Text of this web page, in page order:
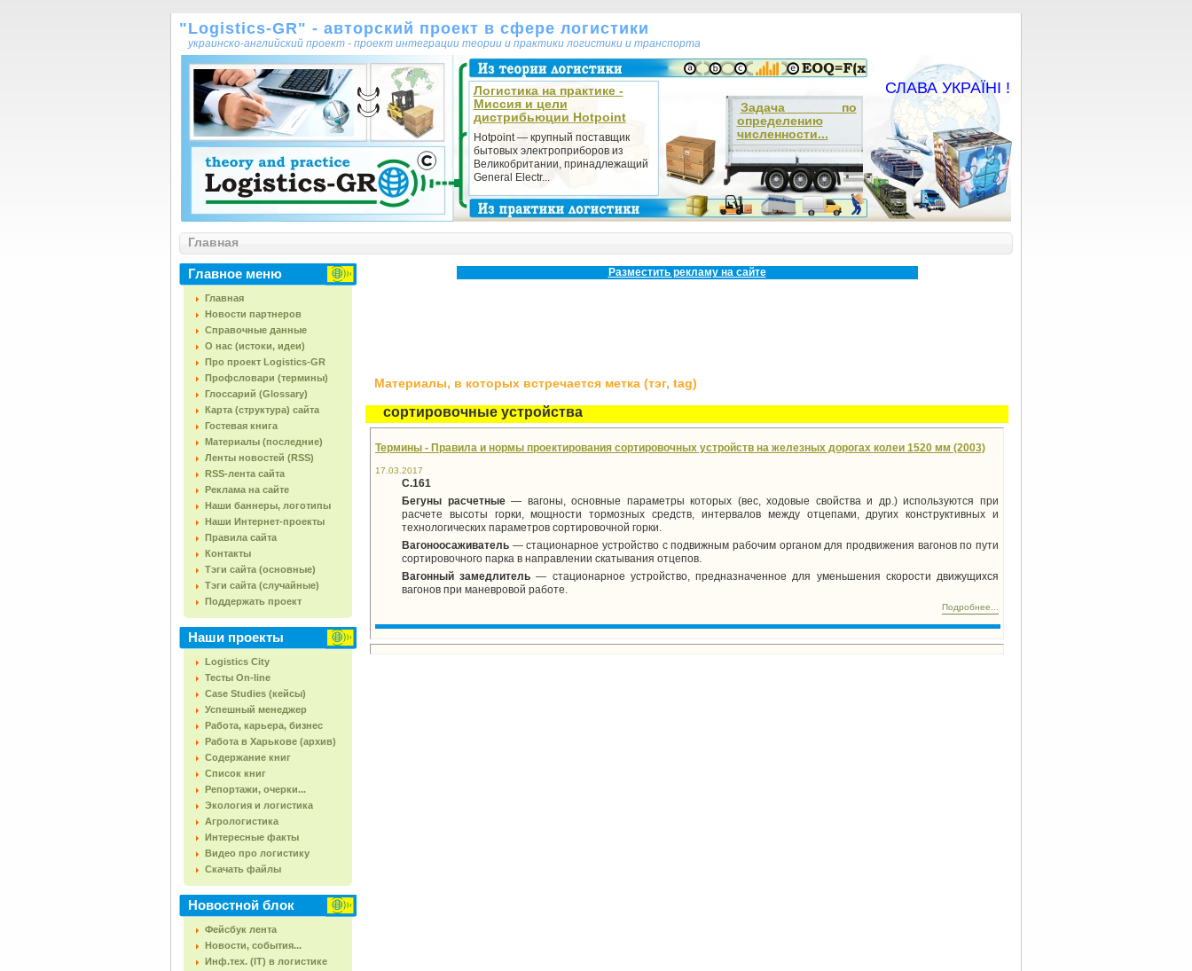
"Logistics-GR" - авторский проект в сфере логистики
украинско-английский проект - проект интеграции теории и практики логистики и транспорта
Логистика на практике -
Миссия и цели
дистрибьюции Hotpoint
Hotpoint — крупный поставщик
бытовых электроприборов из
Великобритании, принадлежащий
General Electr...
Задача по
определению
численности...
СЛАВА УКРАЇНІ !
Главная
Главное меню
Главная
Новости партнеров
Справочные данные
О нас (истоки, идеи)
Про проект Logistics-GR
Профсловари (термины)
Глоссарий (Glossary)
Карта (структура) сайта
Гостевая книга
Материалы (последние)
Ленты новостей (RSS)
RSS-лента сайта
Реклама на сайте
Наши баннеры, логотипы
Наши Интернет-проекты
Правила сайта
Контакты
Тэги сайта (основные)
Тэги сайта (случайные)
Поддержать проект
Наши проекты
Logistics City
Тесты On-line
Case Studies (кейсы)
Успешный менеджер
Работа, карьера, бизнес
Работа в Харькове (архив)
Содержание книг
Список книг
Репортажи, очерки...
Экология и логистика
Агрологистика
Интересные факты
Видео про логистику
Скачать файлы
Новостной блок
Фейсбук лента
Новости, события...
Инф.тех. (IT) в логистике
Разместить рекламу на сайте
Материалы, в которых встречается метка (тэг, tag)
сортировочные устройства
Термины - Правила и нормы проектирования сортировочных устройств на железных дорогах колеи 1520 мм (2003)
17.03.2017
С.161
Бегуны расчетные— вагоны, основные параметры которых (вес, ходовые свойства и др.) используются при
расчете высоты горки, мощности тормозных средств, интервалов между отцепами, других конструктивных и
технологических параметров сортировочной горки.
Вагоноосаживатель — стационарное устройство с подвижным рабочим органом для продвижения вагонов по пути
сортировочного парка в направлении скатывания отцепов.
Вагонный замедлитель— стационарное устройство, предназначенное для уменьшения скорости движущихся
вагонов при маневровой работе.
Подробнее...